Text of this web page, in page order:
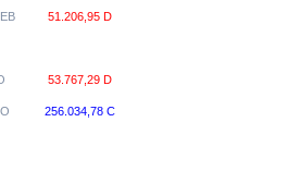
51.206,95 D
53.767,29 D
256.034,78 C